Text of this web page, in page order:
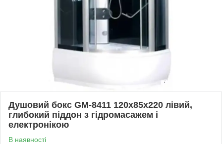
Душовий бокс GM-8411 120x85x220 лівий,
глибокий піддон з гідромасажем і
електронікою
В наявності